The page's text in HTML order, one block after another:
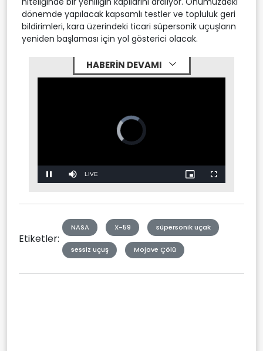
dönemde yapılacak kapsamlı testler ve topluluk geri
bildirimleri, kara üzerindeki ticari süpersonik uçuşların
yeniden başlaması için yol gösterici olacak.
HABERİN DEVAMI
Video
Player
is
loading.
Pause Mute Stream
LIVE
Picture-
in-
Fullscreen
Etiketler:
NASA X-59 süpersonik uçak
sessiz uçuş Mojave Çölü